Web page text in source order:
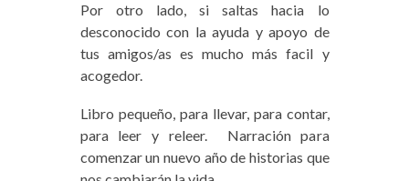
Por otro lado, si saltas hacia lo
desconocido con la ayuda y apoyo de
tus amigos/as es mucho más facil y
acogedor.
Libro pequeño, para llevar, para contar,
para leer y releer. Narración para
comenzar un nuevo año de historias que